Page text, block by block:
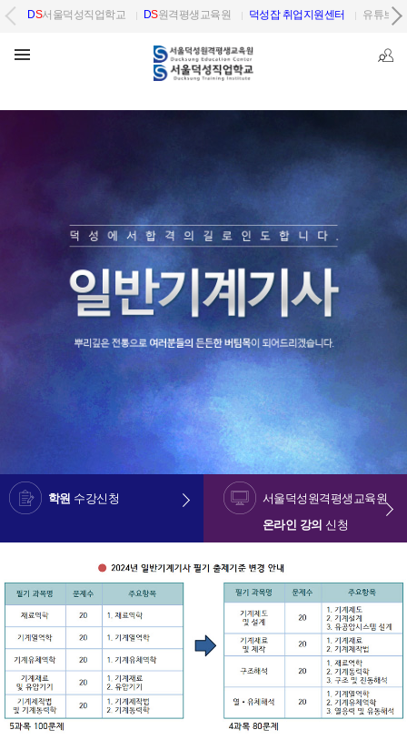
DS서울덕성직업학교 DS원격평생교육원 덕성잡 취업지원센터 유튜브
학원 수강신청
서울덕성원격평생교육원
온라인 강의 신청